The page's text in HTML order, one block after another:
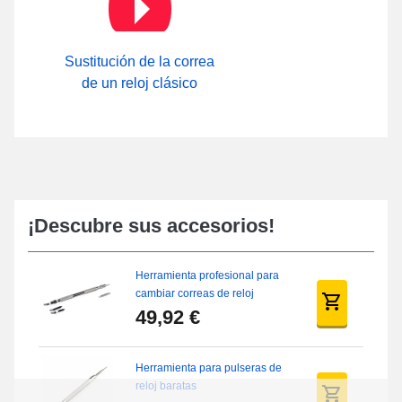
Sustitución de la correa
de un reloj clásico
¡Descubre sus accesorios!
Herramienta profesional para
cambiar correas de reloj
49,92 €
Herramienta para pulseras de
reloj baratas